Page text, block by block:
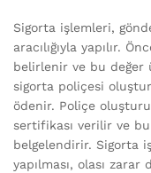
Sigorta işlemleri,
aracılığıyla yapılır.
belirlenir ve bu değer
sigorta poliçesi
ödenir. Poliçe
sertifikası verilir ve bu
belgelendirir. Sigorta
yapılması, olası